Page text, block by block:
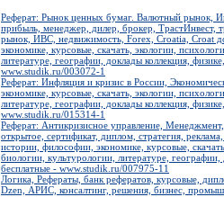
Реферат: Рынок ценных бумаг. Валютный рынок,
прибыль, менеджер, дилер, брокер, ТрастИнвест,
рынок, ИВС, недвижимость, Forex, Croatia, Croat
экономике, курсовые, скачать, экологии,
литературе, географии, доклады коллекция,
www.studik.ru/003072-1
Реферат: Инфляция и кризис в России,
экономике, курсовые, скачать, экологии,
литературе, географии, доклады коллекция,
www.studik.ru/015314-1
Реферат: Антикризисное управление,
открытое, сертификат, диплом, стратегия,
истории, философии, экономике, курсовые,
биологии, культурологии, литературе,
бесплатные - www.studik.ru/007975-11
Логика, Рефераты, банк рефератов, курсовые,
Dzen, АРИС, консалтинг, решения, бизнес,